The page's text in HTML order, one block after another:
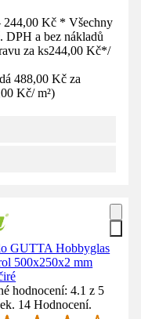
Kč * Všechny
DPH a bez nákladů
za ks244,00 Kč*/
488,00 Kč za
Kč/ m²)
GUTTA Hobbyglas
500x250x2 mm
hodnocení: 4.1 z 5
14 Hodnocení.